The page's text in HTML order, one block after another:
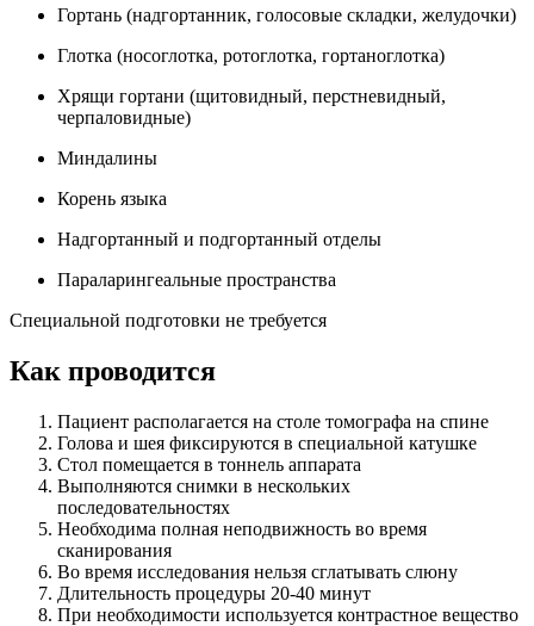
Гортань (надгортанник, голосовые складки, желудочки)
Глотка (носоглотка, ротоглотка, гортаноглотка)
Хрящи гортани (щитовидный, перстневидный,
черпаловидные)
Миндалины
Корень языка
Надгортанный и подгортанный отделы
Параларингеальные пространства
Специальной подготовки не требуется
Как проводится
Пациент располагается на столе томографа на спине
Голова и шея фиксируются в специальной катушке
Стол помещается в тоннель аппарата
Выполняются снимки в нескольких
последовательностях
Необходима полная неподвижность во время
сканирования
Во время исследования нельзя сглатывать слюну
Длительность процедуры 20-40 минут
При необходимости используется контрастное вещество